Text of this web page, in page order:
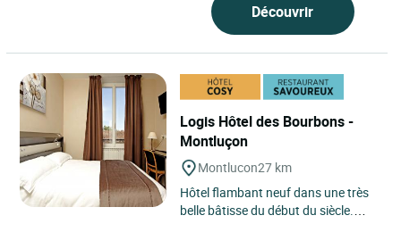
Découvrir
Logis Hôtel des Bourbons -
Montluçon
Montlucon27 km
Hôtel flambant neuf dans une très
belle bâtisse du début du siècle.